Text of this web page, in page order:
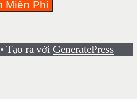
• Tạo ra với GeneratePress